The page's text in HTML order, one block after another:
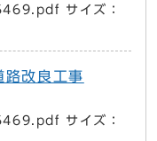
サイズ：
改良工事
サイズ：